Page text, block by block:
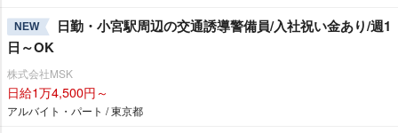
NEW
日勤・小宮駅周辺の交通誘導警備員/入社祝い金あり/週1
日～OK
株式会社MSK
日給1万4,500円～
アルバイト・パート / 東京都